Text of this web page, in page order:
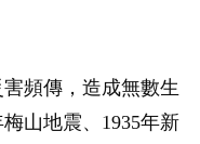
頻傳，造成無數生
山地震、1935年新